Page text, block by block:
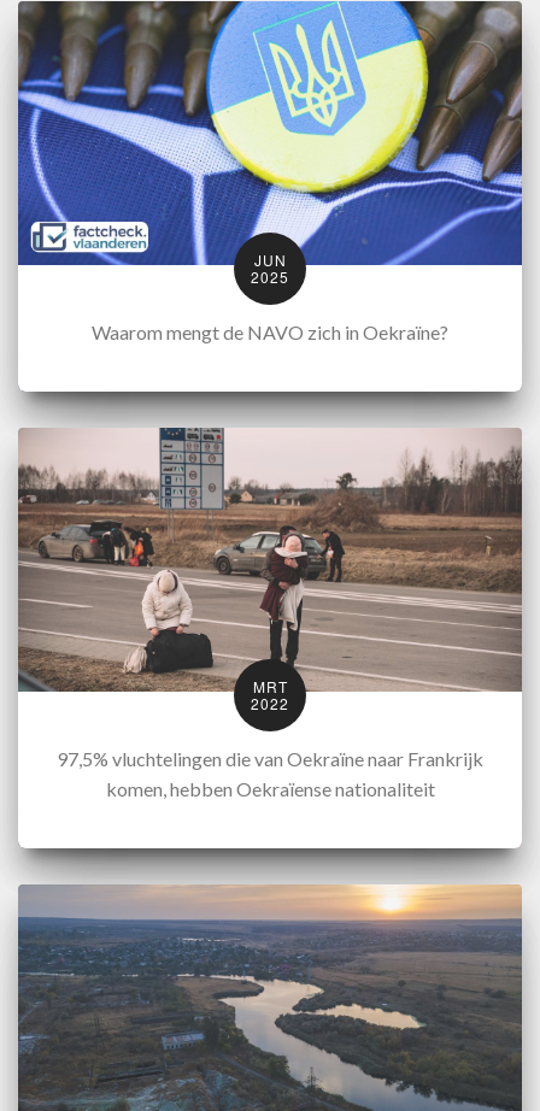
JUN
2025
Waarom mengt de NAVO zich in Oekraïne?
MRT
2022
97,5% vluchtelingen die van Oekraïne naar Frankrijk
komen, hebben Oekraïense nationaliteit